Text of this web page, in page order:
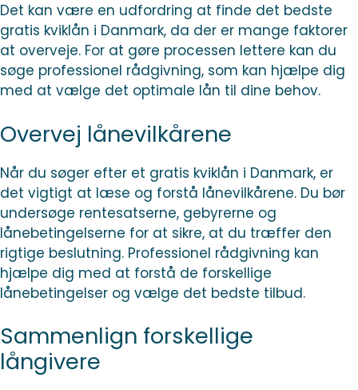
Det kan være en udfordring at finde det bedste
gratis kviklån i Danmark, da der er mange faktorer
at overveje. For at gøre processen lettere kan du
søge professionel rådgivning, som kan hjælpe dig
med at vælge det optimale lån til dine behov.
Overvej lånevilkårene
Når du søger efter et gratis kviklån i Danmark, er
det vigtigt at læse og forstå lånevilkårene. Du bør
undersøge rentesatserne, gebyrerne og
lånebetingelserne for at sikre, at du træffer den
rigtige beslutning. Professionel rådgivning kan
hjælpe dig med at forstå de forskellige
lånebetingelser og vælge det bedste tilbud.
Sammenlign forskellige
långivere